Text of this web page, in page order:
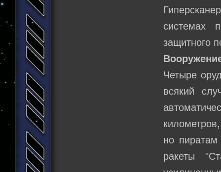
системах
защитного
Четыре
всякий
но
ракеты